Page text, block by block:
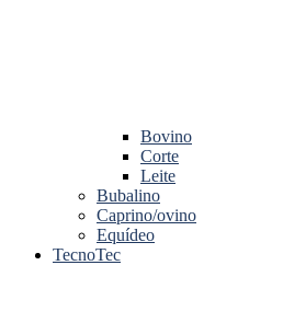
Bovino
Corte
Leite
Bubalino
Caprino/ovino
Equídeo
TecnoTec